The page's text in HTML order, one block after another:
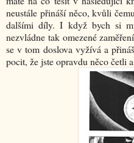
neustále přináší něco, kvůli
dalšími díly. I když bych si
nezvládne tak omezené
se v tom doslova vyžívá a
pocit, že jste opravdu něco četli